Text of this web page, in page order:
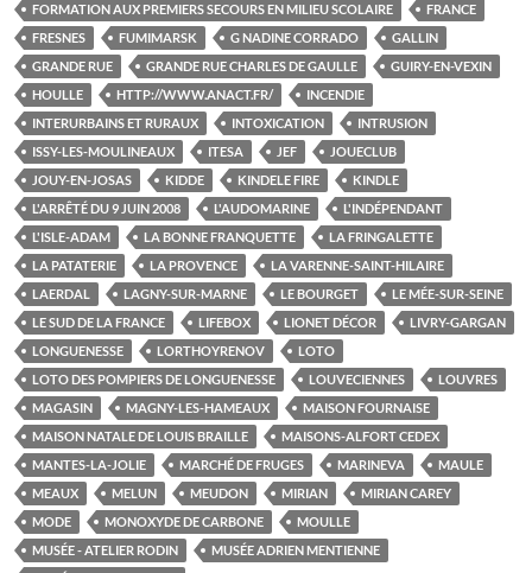
FORMATION AUX PREMIERS SECOURS EN MILIEU SCOLAIRE
FRANCE
FRESNES
FUMIMARSK G NADINE CORRADO
GALLIN
GRANDE RUE
GRANDE RUE CHARLES DE GAULLE
GUIRY-EN-VEXIN
HOULLE
HTTP://WWW.ANACT.FR/
INCENDIE
INTERURBAINS ET RURAUX
INTOXICATION
INTRUSION
ISSY-LES-MOULINEAUX
ITESA JEF
JOUECLUB
JOUY-EN-JOSAS
KIDDE KINDELE FIRE
KINDLE
L'ARRÊTÉ DU 9 JUIN 2008
L'AUDOMARINE
L'INDÉPENDANT
L'ISLE-ADAM
LA BONNE FRANQUETTE
LA FRINGALETTE
LA PATATERIE
LA PROVENCE
LA VARENNE-SAINT-HILAIRE
LAERDAL
LAGNY-SUR-MARNE LE BOURGET
LE MÉE-SUR-SEINE
LE SUD DE LA FRANCE
LIFEBOX LIONET DÉCOR
LIVRY-GARGAN
LONGUENESSE
LORTHOYRENOV
LOTO
LOTO DES POMPIERS DE LONGUENESSE
LOUVECIENNES
LOUVRES
MAGASIN
MAGNY-LES-HAMEAUX
MAISON FOURNAISE
MAISON NATALE DE LOUIS BRAILLE
MAISONS-ALFORT CEDEX
MANTES-LA-JOLIE
MARCHÉ DE FRUGES MARINEVA
MAULE
MEAUX
MELUN MEUDON MIRIAN
MIRIAN CAREY
MODE
MONOXYDE DE CARBONE
MOULLE
MUSÉE - ATELIER RODIN
MUSÉE ADRIEN MENTIENNE